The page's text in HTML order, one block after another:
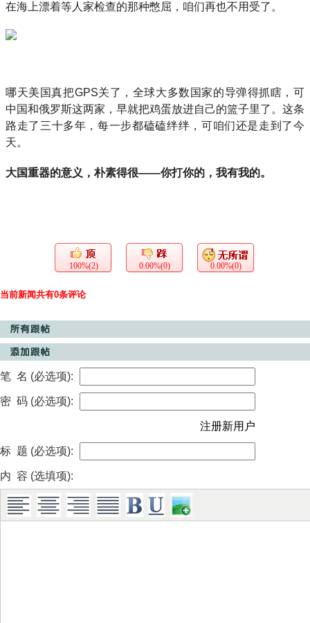
在海上漂着等人家检查的那种憋屈，咱们再也不用受了。
哪天美国真把GPS关了，全球大多数国家的导弹得抓瞎，可
中国和俄罗斯这两家，早就把鸡蛋放进自己的篮子里了。这条
路走了三十多年，每一步都磕磕绊绊，可咱们还是走到了今
天。
大国重器的意义，朴素得很——你打你的，我有我的。
100%(2) 0.00%(0) 0.00%(0)
当前新闻共有0条评论
笔 名 (必选项):
密 码 (必选项):
注册新用户
标 题 (必选项):
内 容 (选填项):